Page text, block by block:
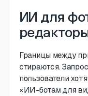
ИИ для
Границы между
стираются.
пользователи
«ИИ-ботам для